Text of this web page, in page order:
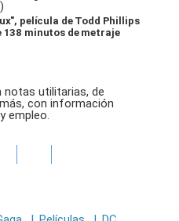
película de Todd Phillips
138 minutos de metraje
notas utilitarias, de
con información
empleo.